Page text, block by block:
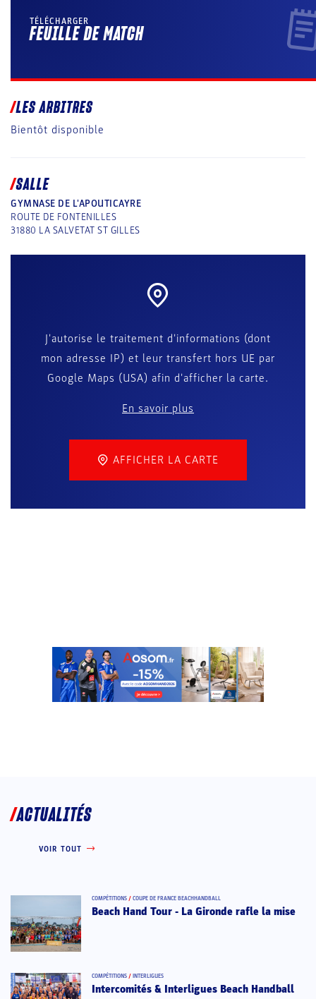
TÉLÉCHARGER
FEUILLE DE MATCH
LES ARBITRES
Bientôt disponible
SALLE
GYMNASE DE L'APOUTICAYRE
ROUTE DE FONTENILLES
31880 LA SALVETAT ST GILLES
J'autorise le traitement d'informations (dont
mon adresse IP) et leur transfert hors UE par
Google Maps (USA) afin d'afficher la carte.
En savoir plus
AFFICHER LA CARTE
ACTUALITÉS
VOIR TOUT
COMPÉTITIONS / COUPE DE FRANCE BEACHHANDBALL
Beach Hand Tour - La Gironde rafle la mise
COMPÉTITIONS / INTERLIGUES
Intercomités & Interligues Beach Handball